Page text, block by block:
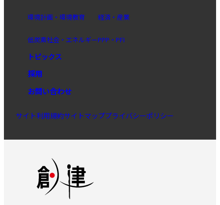
環境計画・環境教育
低炭素社会・エネルギー
経済・産業
PPP・PFI
トピックス
採用
お問い合わせ
サイト利用規約サイトマッププライバシーポリシー